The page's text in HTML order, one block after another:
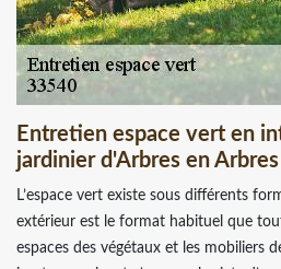
Entretien espace vert en
jardinier d'Arbres en
L’espace vert existe sous différents
extérieur est le format habituel que
espaces des végétaux et les mobiliers